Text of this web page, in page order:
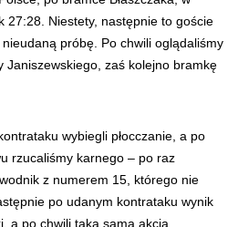
27:28. Niestety, następnie to goście
próbę. Po chwili oglądaliśmy
Janiszewskiego, zaś kolejno bramkę
wybiegli płocczanie, a po
rzucaliśmy karnego – po raz
z numerem 15, którego nie
po udanym kontrataku wynik
a po chwili taką samą akcją